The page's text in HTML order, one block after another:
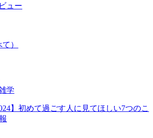
ュー
て）
学
】初めて過ごす人に見てほしい7つのこ